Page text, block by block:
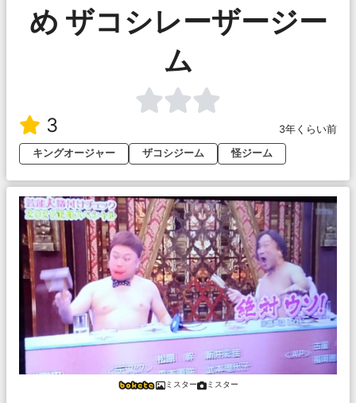
め ザコシレーザージー
ム
3
3年くらい前
キングオージャー
ザコシジーム 怪ジーム
ミスター ミスター